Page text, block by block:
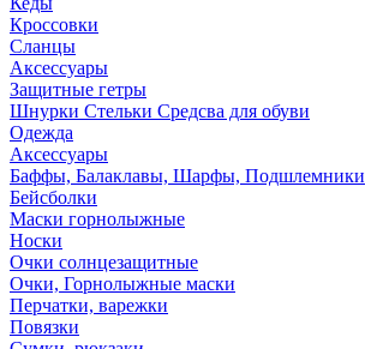
Кроссовки
Сланцы
Аксессуары
Защитные гетры
Шнурки Стельки Средсва для обуви
Одежда
Аксессуары
Баффы, Балаклавы, Шарфы, Подшлемники
Бейсболки
Маски горнолыжные
Носки
Очки солнцезащитные
Очки, Горнолыжные маски
Перчатки, варежки
Повязки